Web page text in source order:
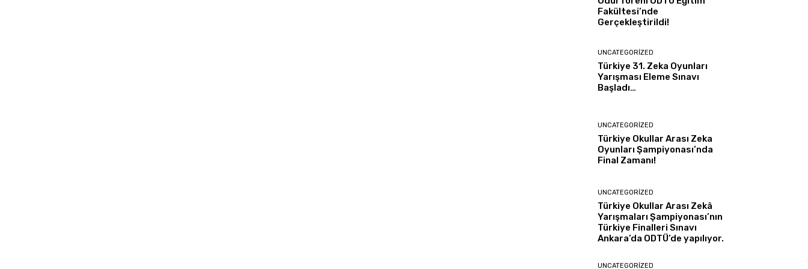
Fakültesi’nde
Gerçekleştirildi!
UNCATEGORIZED
Türkiye 31. Zeka Oyunları
Yarışması Eleme Sınavı
Başladı…
UNCATEGORIZED
Türkiye Okullar Arası Zeka
Oyunları Şampiyonası’nda
Final Zamanı!
UNCATEGORIZED
Türkiye Okullar Arası Zekâ
Yarışmaları Şampiyonası’nın
Türkiye Finalleri Sınavı
Ankara’da ODTÜ’de yapılıyor.
UNCATEGORIZED